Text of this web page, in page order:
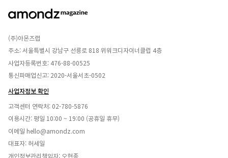
(주)아몬즈랩
주소: 서울특별시 강남구 선릉로 818 위워크디자이너클럽 4층
사업자등록번호: 476-88-00525
통신파매업신고: 2020-서울서초-0502
사업자정보 확인
고객센터 연락처: 02-780-5876
이용시간: 평일 10:00 ~ 19:00 (공휴일 휴무)
이메일 hello@amondz.com
대표자: 허세일
개인정보관리책임자: 오현종